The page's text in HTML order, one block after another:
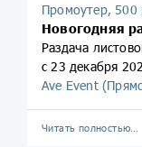
Промоутер,
Новогодняя
Раздача
с 23 декабря
Ave Event
Читать полностью…